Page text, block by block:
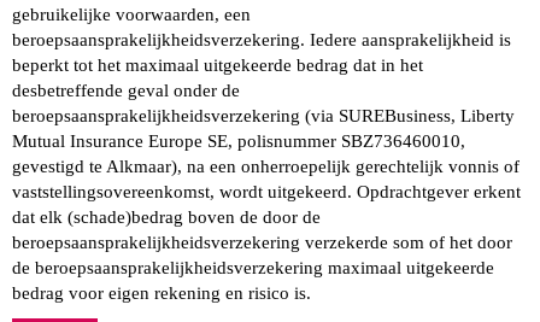
gebruikelijke voorwaarden, een
beroepsaansprakelijkheidsverzekering. Iedere aansprakelijkheid is
beperkt tot het maximaal uitgekeerde bedrag dat in het
desbetreffende geval onder de
beroepsaansprakelijkheidsverzekering (via SUREBusiness, Liberty
Mutual Insurance Europe SE, polisnummer SBZ736460010,
gevestigd te Alkmaar), na een onherroepelijk gerechtelijk vonnis of
vaststellingsovereenkomst, wordt uitgekeerd. Opdrachtgever erkent
dat elk (schade)bedrag boven de door de
beroepsaansprakelijkheidsverzekering verzekerde som of het door
de beroepsaansprakelijkheidsverzekering maximaal uitgekeerde
bedrag voor eigen rekening en risico is.